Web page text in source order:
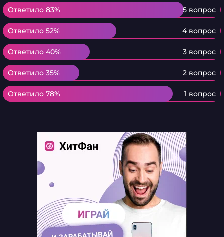
Ответило 83% 5 вопрос
Ответило 83%
Ответило 52% 4 вопрос
Ответило 52%
Ответило 40% 3 вопрос
Ответило 40%
Ответило 35% 2 вопрос
Ответило 35%
Ответило 78% 1 вопрос
Ответило 78%